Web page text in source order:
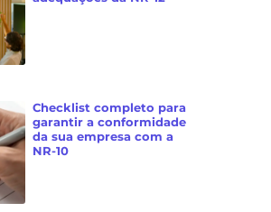
Checklist completo para
garantir a conformidade
da sua empresa com a
NR-10